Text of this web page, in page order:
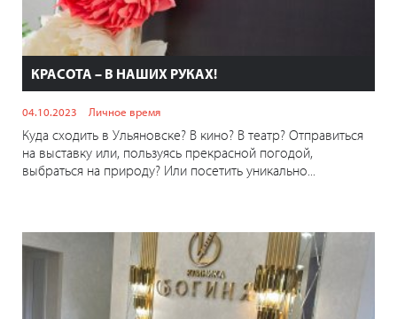
КРАСОТА – В НАШИХ РУКАХ!
04.10.2023 Личное время
Куда сходить в Ульяновске? В кино? В театр? Отправиться
на выставку или, пользуясь прекрасной погодой,
выбраться на природу? Или посетить уникально...